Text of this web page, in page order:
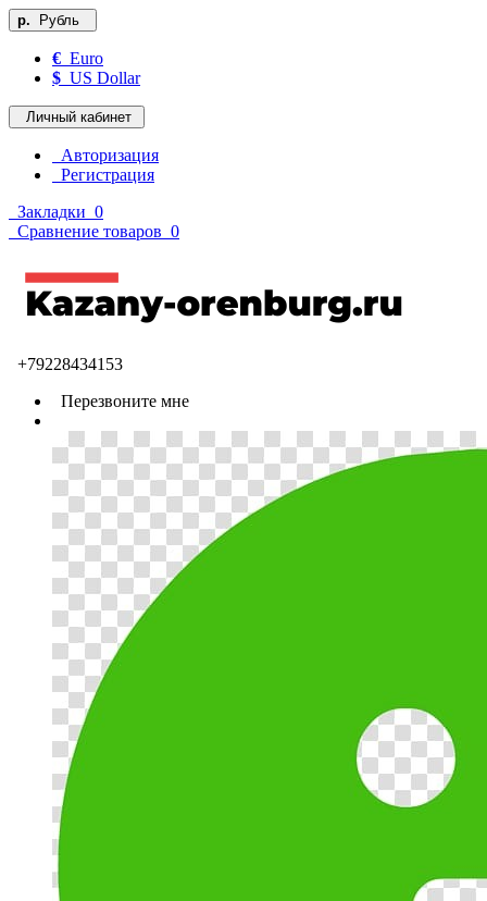
р. Рубль
€ Euro
$ US Dollar
Личный кабинет
Авторизация
Регистрация
Закладки 0
Сравнение товаров 0
+79228434153
Перезвоните мне